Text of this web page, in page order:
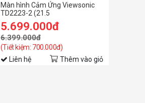
Màn hình Cảm Ứng Viewsonic
TD2223-2 (21.5
inch/FHD/VA/75Hz/6.5ms)
5.699.000đ
6.399.000đ
(Tiết kiệm: 700.000đ)
Liên hệ Thêm vào giỏ